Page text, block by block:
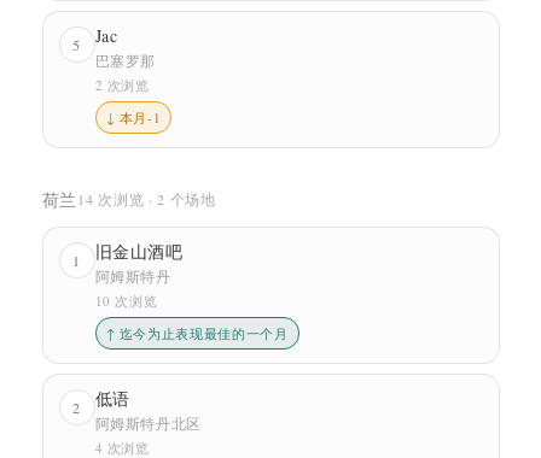
5 Jac
巴塞罗那
2 次浏览
↓ 本月-1
荷兰 14 次浏览 · 2 个场地
1 旧金山酒吧
阿姆斯特丹
10 次浏览
↑ 迄今为止表现最佳的一个月
2 低语
阿姆斯特丹北区
4 次浏览